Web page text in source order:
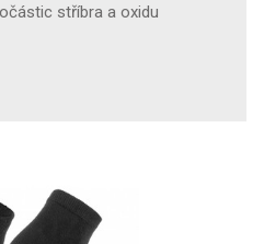
stříbra a oxidu